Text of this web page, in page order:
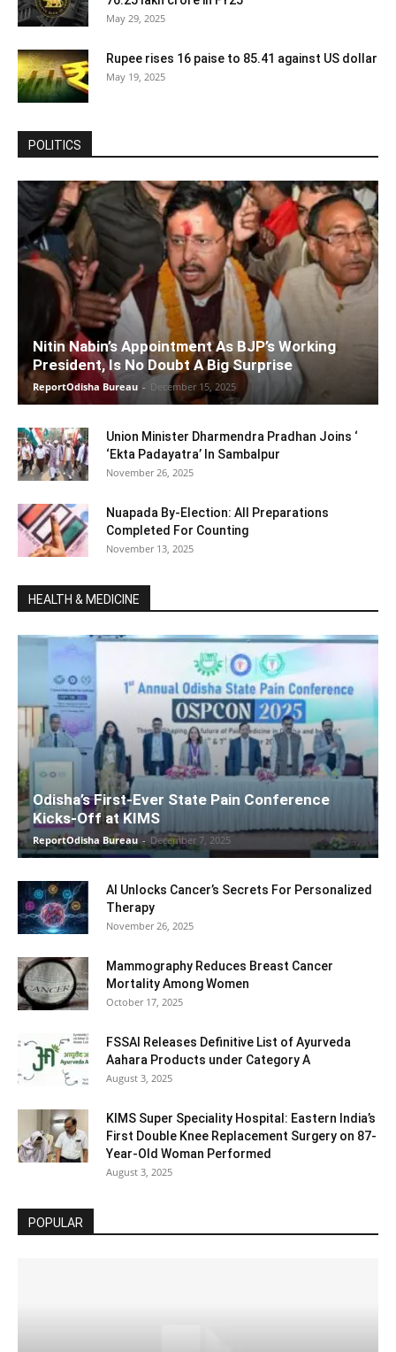
May 29, 2025
Rupee rises 16 paise to 85.41 against US dollar
May 19, 2025
POLITICS
Nitin Nabin’s Appointment As BJP’s Working
President, Is No Doubt A Big Surprise
ReportOdisha Bureau - December 15, 2025
Union Minister Dharmendra Pradhan Joins ‘
‘Ekta Padayatra’ In Sambalpur
November 26, 2025
Nuapada By-Election: All Preparations
Completed For Counting
November 13, 2025
HEALTH & MEDICINE
Odisha’s First-Ever State Pain Conference
Kicks-Off at KIMS
ReportOdisha Bureau - December 7, 2025
AI Unlocks Cancer’s Secrets For Personalized
Therapy
November 26, 2025
Mammography Reduces Breast Cancer
Mortality Among Women
October 17, 2025
FSSAI Releases Definitive List of Ayurveda
Aahara Products under Category A
August 3, 2025
KIMS Super Speciality Hospital: Eastern India’s
First Double Knee Replacement Surgery on 87-
Year-Old Woman Performed
August 3, 2025
POPULAR